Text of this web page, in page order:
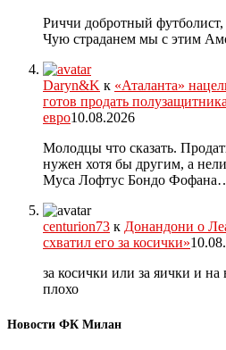
Риччи добротный
Чую страданем мы с этим
Daryn&K к «Аталанта»
готов продать
евро10.08.2026
Молодцы что сказать.
нужен хотя бы другим, а
Муса Лофтус Бондо
centurion73 к Донандони о
схватил его за косички»
за косички или за яички и
плохо
Новости ФК Милан